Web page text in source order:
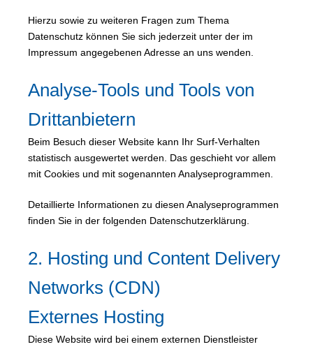
Hierzu sowie zu weiteren Fragen zum Thema
Datenschutz können Sie sich jederzeit unter der im
Impressum angegebenen Adresse an uns wenden.
Analyse-Tools und Tools von
Drittanbietern
Beim Besuch dieser Website kann Ihr Surf-Verhalten
statistisch ausgewertet werden. Das geschieht vor allem
mit Cookies und mit sogenannten Analyseprogrammen.
Detaillierte Informationen zu diesen Analyseprogrammen
finden Sie in der folgenden Datenschutzerklärung.
2. Hosting und Content Delivery
Networks (CDN)
Externes Hosting
Diese Website wird bei einem externen Dienstleister